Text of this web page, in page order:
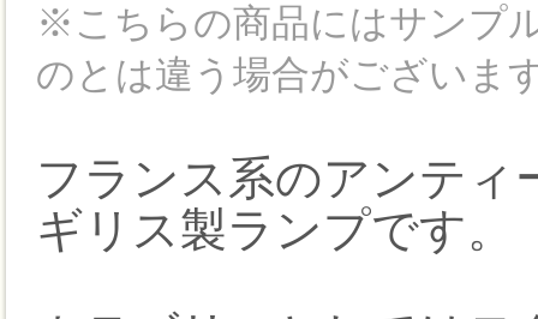
※こちらの商品にはサンプ
のとは違う場合がございま
フランス系のアンティ
ギリス製ランプです。